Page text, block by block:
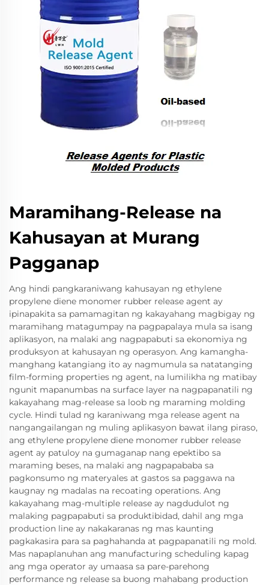
Maramihang-Release na
Kahusayan at Murang
Pagganap
Ang hindi pangkaraniwang kahusayan ng ethylene
propylene diene monomer rubber release agent ay
ipinapakita sa pamamagitan ng kakayahang magbigay ng
maramihang matagumpay na pagpapalaya mula sa isang
aplikasyon, na malaki ang nagpapabuti sa ekonomiya ng
produksyon at kahusayan ng operasyon. Ang kamangha-
manghang katangiang ito ay nagmumula sa natatanging
film-forming properties ng agent, na lumilikha ng matibay
ngunit mapanumbas na surface layer na nagpapanatili ng
kakayahang mag-release sa loob ng maraming molding
cycle. Hindi tulad ng karaniwang mga release agent na
nangangailangan ng muling aplikasyon bawat ilang piraso,
ang ethylene propylene diene monomer rubber release
agent ay patuloy na gumaganap nang epektibo sa
maraming beses, na malaki ang nagpapababa sa
pagkonsumo ng materyales at gastos sa paggawa na
kaugnay ng madalas na recoating operations. Ang
kakayahang mag-multiple release ay nagdudulot ng
malaking pagpapabuti sa produktibidad, dahil ang mga
production line ay nakakaranas ng mas kaunting
pagkakasira para sa paghahanda at pagpapanatili ng mold.
Mas napaplanuhan ang manufacturing scheduling kapag
ang mga operator ay umaasa sa pare-parehong
performance ng release sa buong mahabang production